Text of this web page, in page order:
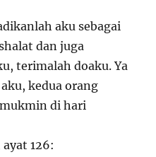
aku sebagai
dan juga
terimalah doaku. Ya
kedua orang
di hari
126: